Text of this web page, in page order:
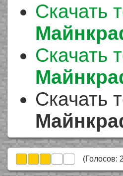
Скачать
Скачать
Скачать
(Голосов: 2